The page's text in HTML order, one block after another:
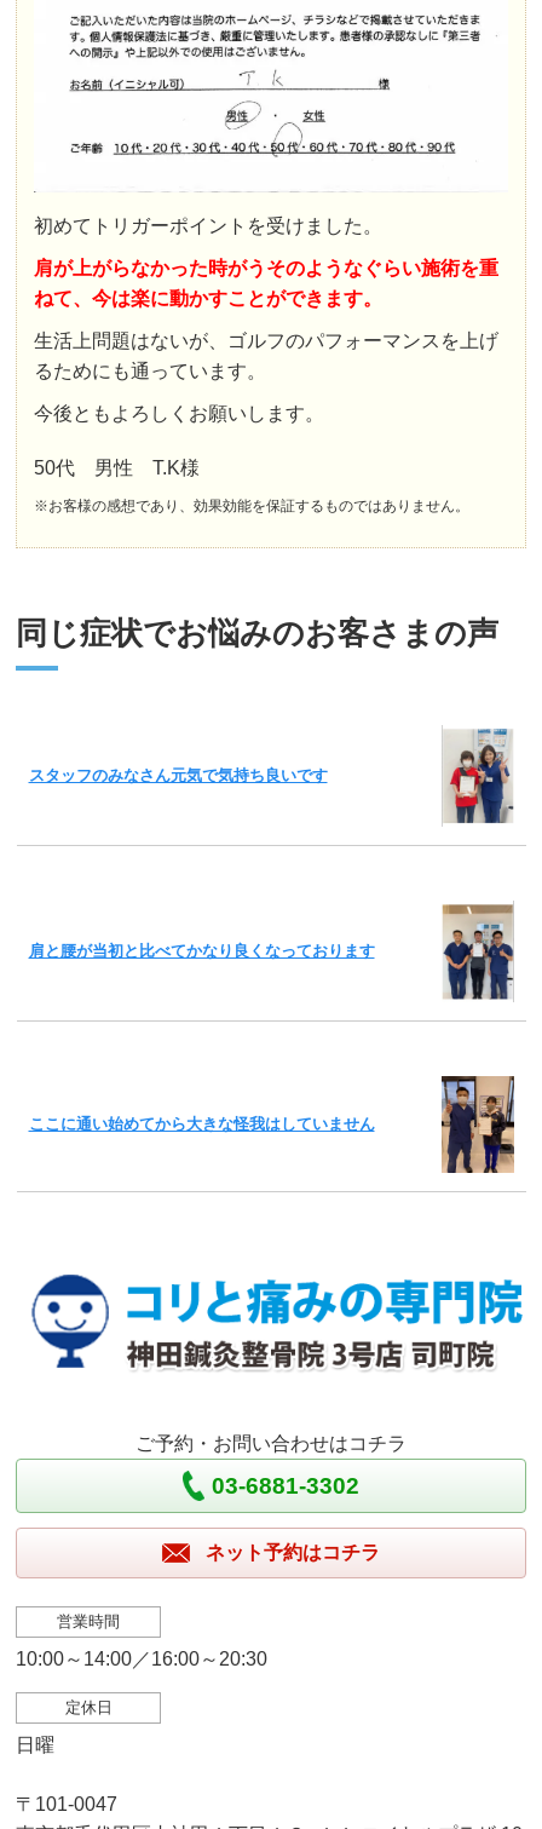
初めてトリガーポイントを受けました。
肩が上がらなかった時がうそのようなぐらい施術を重
ねて、今は楽に動かすことができます。
生活上問題はないが、ゴルフのパフォーマンスを上げ
るためにも通っています。
今後ともよろしくお願いします。
50代 男性 T.K様
※お客様の感想であり、効果効能を保証するものではありません。
同じ症状でお悩みのお客さまの声
スタッフのみなさん元気で気持ち良いです
肩と腰が当初と比べてかなり良くなっております
ここに通い始めてから大きな怪我はしていません
ご予約・お問い合わせはコチラ
03-6881-3302
ネット予約はコチラ
営業時間
10:00～14:00／16:00～20:30
定休日
日曜
〒101-0047